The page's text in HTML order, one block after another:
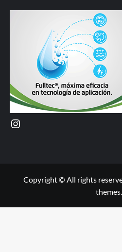
Instagram
Copyright © All rights
themes.